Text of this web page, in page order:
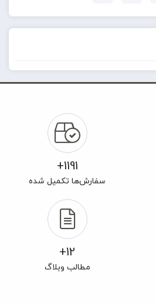
1191+
سفارش‌ها تکمیل شده
12+
مطالب وبلاگ